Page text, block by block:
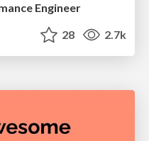
Engineer
28 2.7k